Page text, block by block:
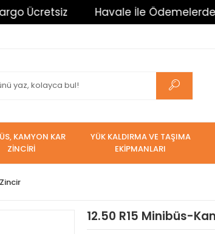
Havale İle Ödemelerde %3
KAMYON KAR
ZİNCİRİ
YÜK KALDIRMA VE TAŞIMA
EKİPMANLARI
12.50 R15 Minibüs-